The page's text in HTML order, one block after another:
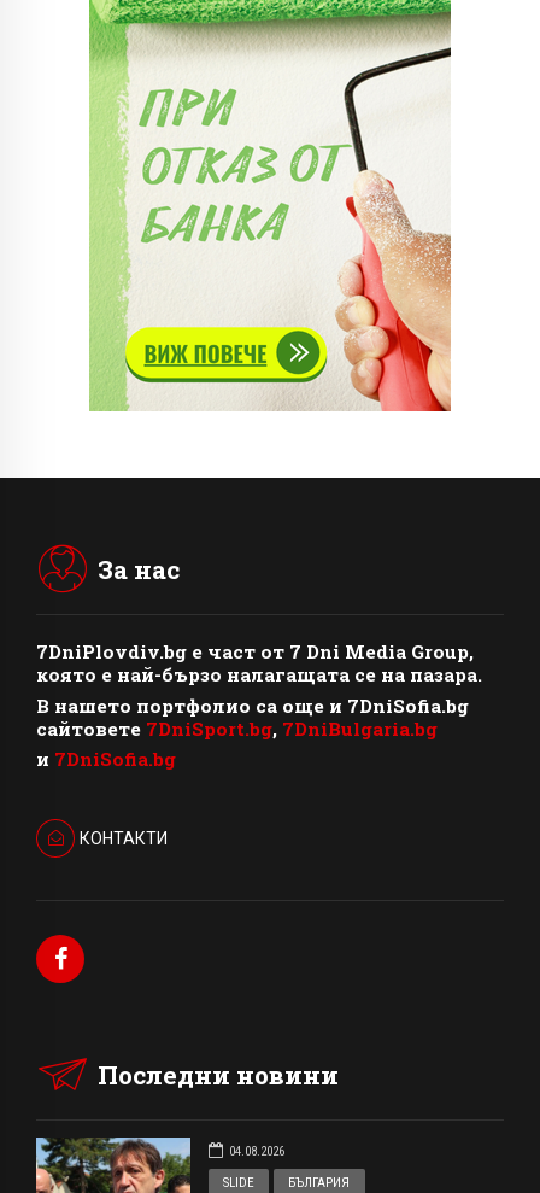
За нас
7DniPlovdiv.bg e част от 7 Dni Media Group,
която е най-бързо налагащата се на пазара.
В нашето портфолио са още и 7DniSofia.bg
сайтовете 7DniSport.bg, 7DniBulgaria.bg
и 7DniSofia.bg
КОНТАКТИ
Последни новини
04.08.2026
SLIDE
БЪЛГАРИЯ